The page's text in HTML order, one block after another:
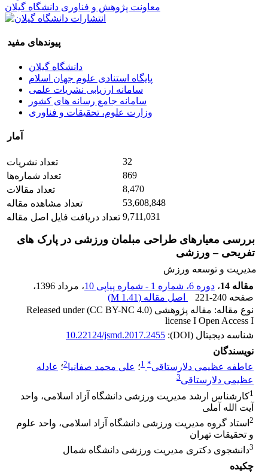
معاونت پژوهش و فناوری دانشگاه گیلان
پیوندهای مفید
دانشگاه گیلان
پایگاه استنادی علوم جهان اسلام
سامانه ارزیابی نشریات علمی
سامانه جامع رسانه های کشور
وزارت علوم، تحقیقات و فناوری
آمار
تعداد نشریات
32
تعداد شماره‌ها
869
تعداد مقالات
8,470
تعداد مشاهده مقاله
53,608,848
تعداد دریافت فایل اصل مقاله 9,711,031
بررسی معیارهای طراحی مبلمان ورزشی در پارک های
تفریحی – ورزشی
مدیریت و توسعه ورزش
مقاله 14
، دوره 6، شماره 1 - شماره پیاپی 10 ، مرداد 1396
،
صفحه 221-240 اصل مقاله (1.41 M
)
نوع مقاله: مقاله پژوهشی Released under (CC BY-NC 4.0)
license I Open Access I
شناسه دیجیتال (DOI):
10.22124/jsmd.2017.2455
نویسندگان
عاطفه عظیمی دلارستاقی*
1؛ علی محمد صفانیا2؛ عادله
عظیمی دلارستاقی3
1کارشناس ارشد مدیریت ورزشی دانشگاه آزاد اسلامی، واحد
آیت الله آملی
2 استاد گروه مدیریت ورزشی دانشگاه آزاد اسلامی، واحد علوم
و تحقیقات تهران
3دانشجوی دکتری مدیریت ورزشی دانشگاه شمال
چکیده